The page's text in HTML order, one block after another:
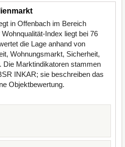
in Offenbach im Bereich
Index liegt bei 76
die Lage anhand von
Wohnungsmarkt, Sicherheit,
Die Marktindikatoren stammen
INKAR; sie beschreiben das
Objektbewertung.